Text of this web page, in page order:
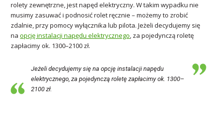
rolety zewnętrzne, jest napęd elektryczny. W takim wypadku nie
musimy zasuwać i podnosić rolet ręcznie – możemy to zrobić
zdalnie, przy pomocy wyłącznika lub pilota. Jeżeli decydujemy się
naopcję instalacji napędu elektrycznego, za pojedynczą roletę
zapłacimy ok. 1300–2100 zł.
Jeżeli decydujemy się na opcję instalacji napędu
elektrycznego, za pojedynczą roletę zapłacimy ok. 1300–
2100 zł.